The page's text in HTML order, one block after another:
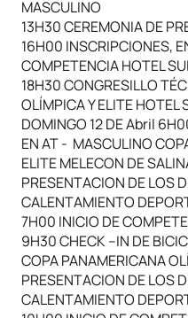
MASCULINO
13H30 CEREMONIA DE
16H00 INSCRIPCIONES,
COMPETENCIA HOTEL
18H30 CONGRESILLO
OLÍMPICA Y ELITE HOTEL
DOMINGO 12 DE Abril
EN AT - MASCULINO
ELITE MELECON DE
PRESENTACION DE LOS
CALENTAMIENTO
7H00 INICIO DE
9H30 CHECK –IN DE
COPA PANAMERICANA
PRESENTACION DE LOS
CALENTAMIENTO